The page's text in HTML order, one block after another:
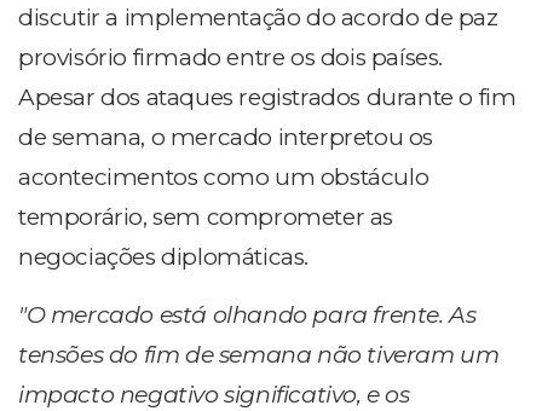
discutir a implementação do acordo de paz
provisório firmado entre os dois países.
Apesar dos ataques registrados durante o fim
de semana, o mercado interpretou os
acontecimentos como um obstáculo
temporário, sem comprometer as
negociações diplomáticas.
"O mercado está olhando para frente. As
tensões do fim de semana não tiveram um
impacto negativo significativo, e os